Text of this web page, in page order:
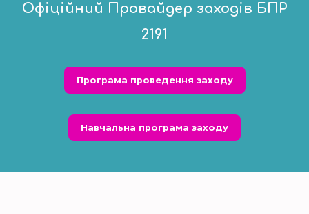
Офіційний Провайдер заходів БПР
2191
Програма проведення заходу
Навчальна програма заходу